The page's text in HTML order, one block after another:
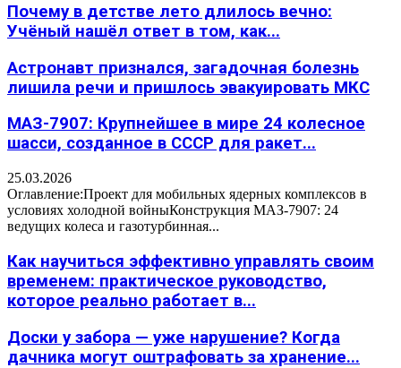
Почему в детстве лето длилось вечно:
Учёный нашёл ответ в том, как...
Астронавт признался, загадочная болезнь
лишила речи и пришлось эвакуировать МКС
МАЗ-7907: Крупнейшее в мире 24 колесное
шасси, созданное в СССР для ракет...
25.03.2026
Оглавление:Проект для мобильных ядерных комплексов в
условиях холодной войныКонструкция МАЗ-7907: 24
ведущих колеса и газотурбинная...
Как научиться эффективно управлять своим
временем: практическое руководство,
которое реально работает в...
Доски у забора — уже нарушение? Когда
дачника могут оштрафовать за хранение...